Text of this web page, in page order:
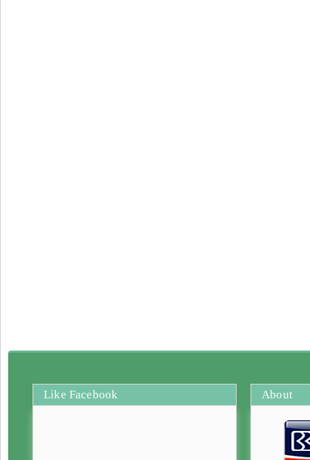
Like Facebook About